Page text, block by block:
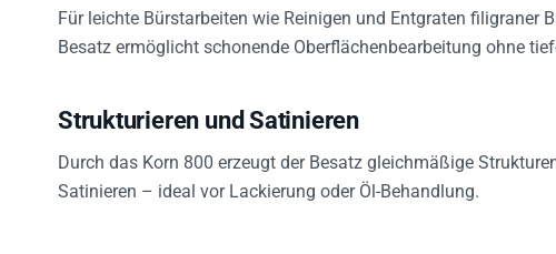
Für leichte Bürstarbeiten wie Reinigen und Entgraten filigraner
Besatz ermöglicht schonende Oberflächenbearbeitung ohne
Strukturieren und Satinieren
Durch das Korn 800 erzeugt der Besatz gleichmäßige
Satinieren – ideal vor Lackierung oder Öl-Behandlung.